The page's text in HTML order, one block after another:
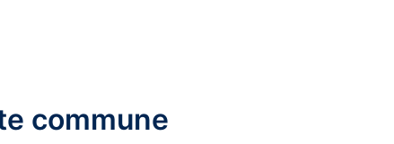
commune